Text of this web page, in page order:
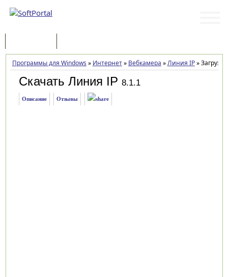
Программы для Windows » Интернет» Вебкамера »Линия IP»Загрузка
Скачать Линия IP 8.1.1
Описание Отзывы